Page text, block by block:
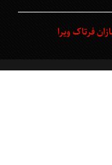
فرتاک ویرا